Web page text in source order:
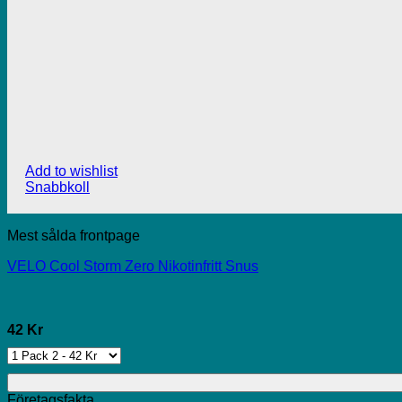
Add to wishlist
Snabbkoll
Mest sålda frontpage
VELO Cool Storm Zero Nikotinfritt Snus
42 Kr